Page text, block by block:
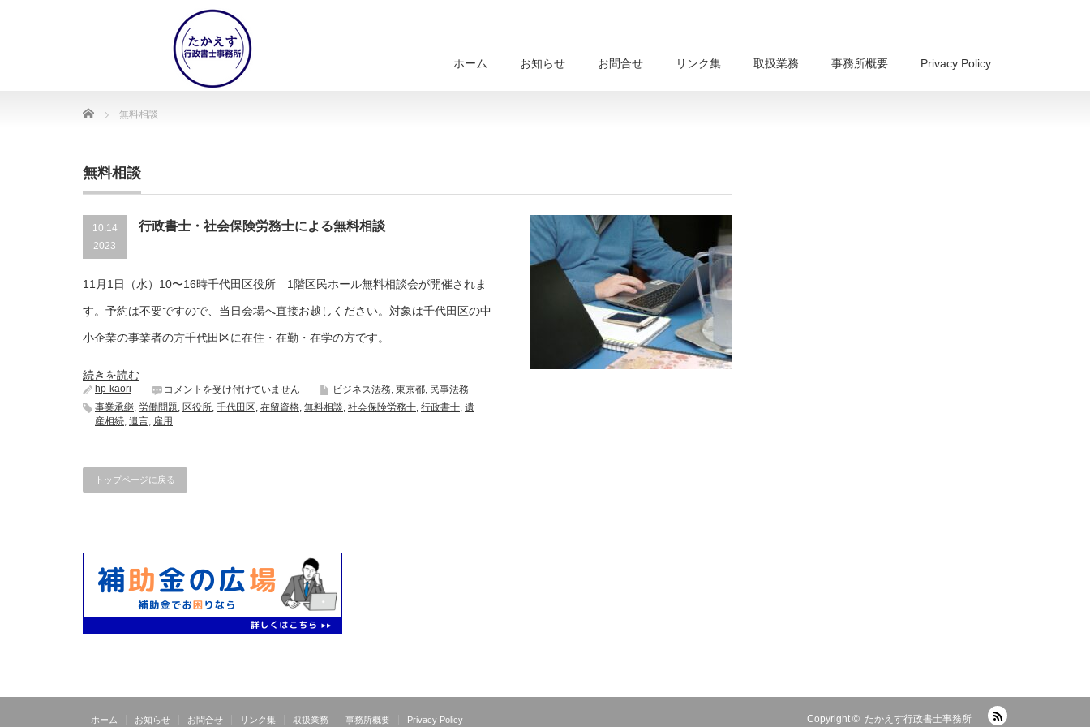
ホーム お知らせ お問合せ リンク集 取扱業務 事務所概要 Privacy Policy
Home 無料相談
無料相談
10.14
2023
行政書士・社会保険労務士による無料相談
11月1日（水）10〜16時千代田区役所 1階区民ホール無料相談会が開催されま
す。予約は不要ですので、当日会場へ直接お越しください。対象は千代田区の中
小企業の事業者の方千代田区に在住・在勤・在学の方です。
続きを読む
hp-kaori
行
政
書
社
険
よ
る
無
料
相
は
コメントを受け付けていません ビジネス法務, 東京都, 民事法務
事業承継, 労働問題, 区役所, 千代田区, 在留資格, 無料相談, 社会保険労務士, 行政書士, 遺
産相続, 遺言, 雇用
トップページに戻る
ホーム お知らせ お問合せ リンク集 取扱業務 事務所概要 Privacy Policy Copyright © たかえす行政書士事務所